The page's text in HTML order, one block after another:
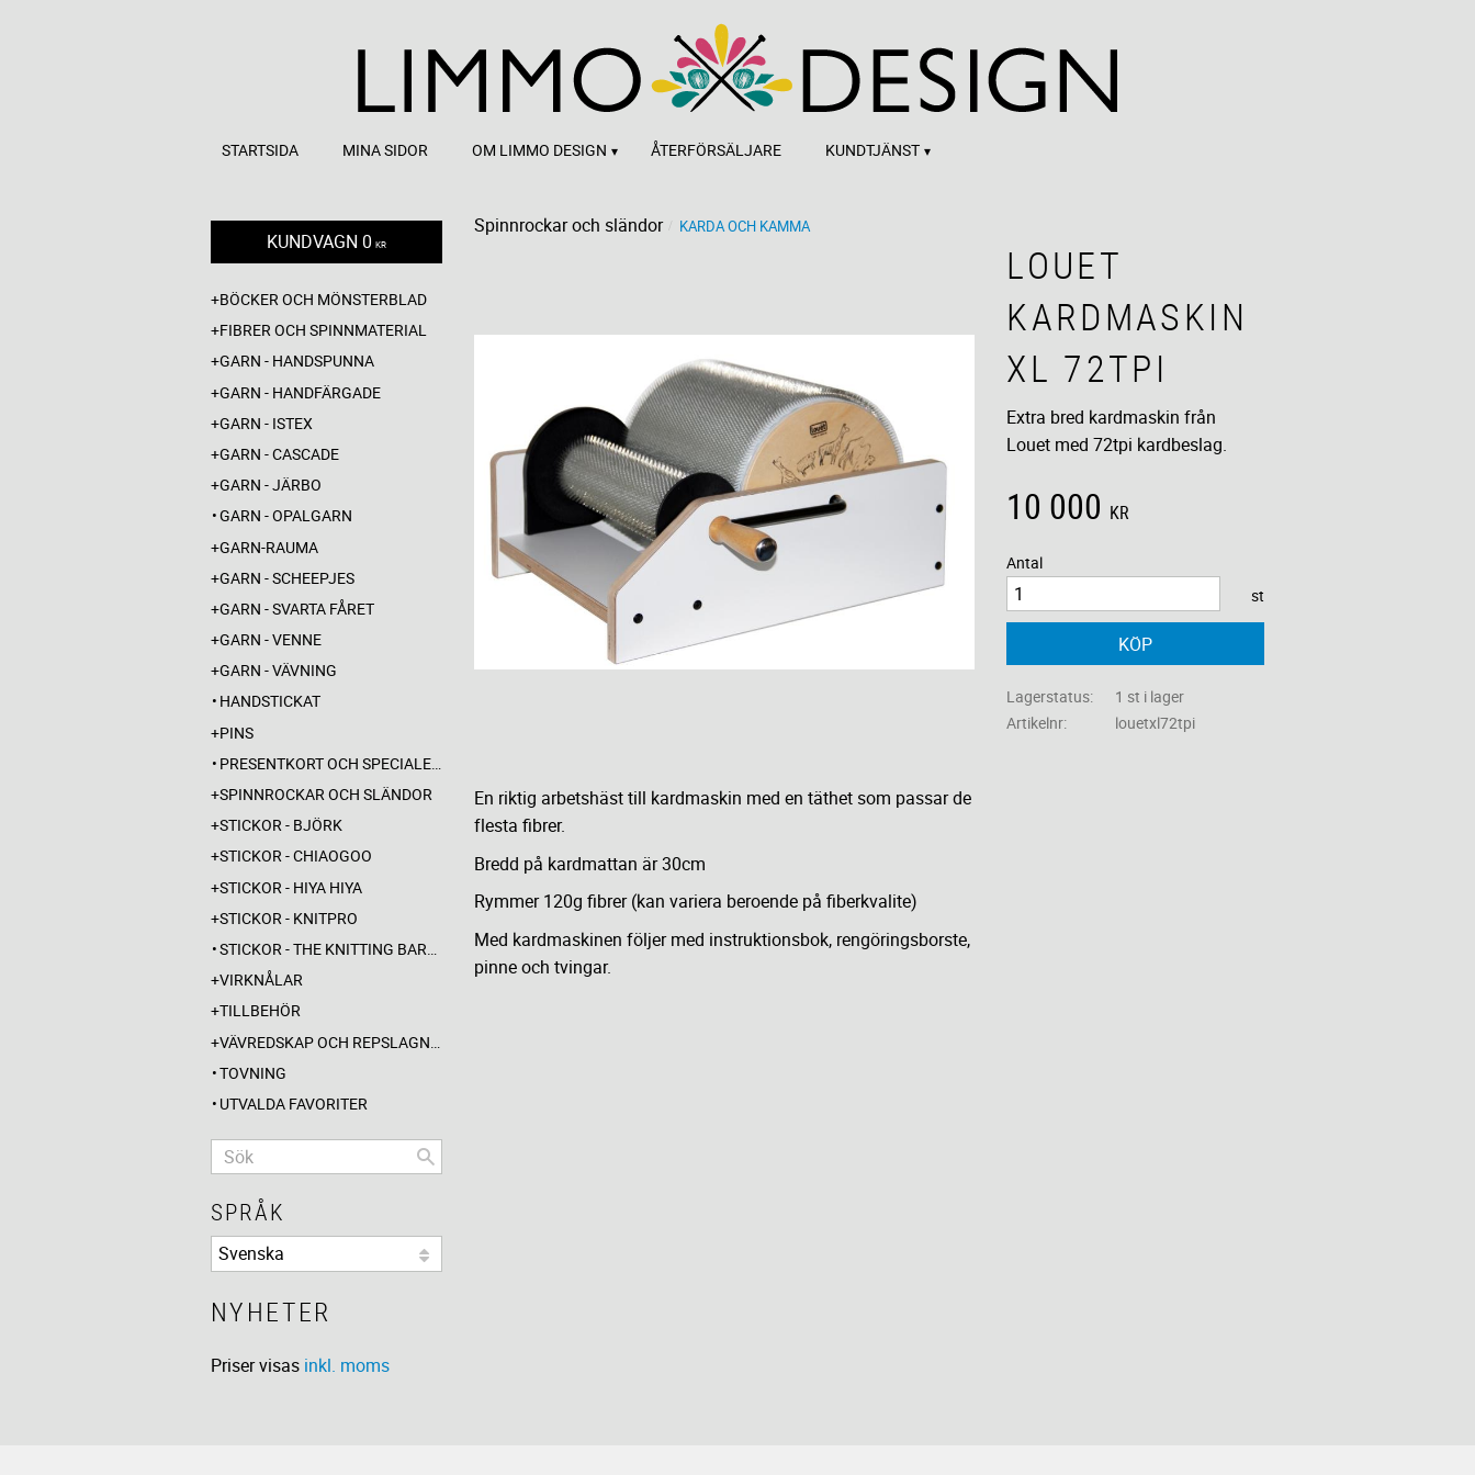
STARTSIDA MINA SIDOR OM LIMMO DESIGN ÅTERFÖRSÄLJARE KUNDTJÄNST
Spinnrockar och sländor KARDA OCH KAMMA
LOUET
KARDMASKIN
XL 72TPI
Extra bred kardmaskin från
Louet med 72tpi kardbeslag.
10 000 KR
Antal
st
KÖP
Lagerstatus
1 st i lager
Artikelnr
louetxl72tpi
En riktig arbetshäst till kardmaskin med en täthet som passar de
flesta fibrer.
Bredd på kardmattan är 30cm
Rymmer 120g fibrer (kan variera beroende på fiberkvalite)
Med kardmaskinen följer med instruktionsbok, rengöringsborste,
pinne och tvingar.
KUNDVAGN 0 KR
BÖCKER OCH MÖNSTERBLAD
FIBRER OCH SPINNMATERIAL
GARN - HANDSPUNNA
GARN - HANDFÄRGADE
GARN - ISTEX
GARN - CASCADE
GARN - JÄRBO
GARN - OPALGARN
GARN-RAUMA
GARN - SCHEEPJES
GARN - SVARTA FÅRET
GARN - VENNE
GARN - VÄVNING
HANDSTICKAT
PINS
PRESENTKORT OCH SPECIALERBJUDANDEN
SPINNROCKAR OCH SLÄNDOR
STICKOR - BJÖRK
STICKOR - CHIAOGOO
STICKOR - HIYA HIYA
STICKOR - KNITPRO
STICKOR - THE KNITTING BARBER
VIRKNÅLAR
TILLBEHÖR
VÄVREDSKAP OCH REPSLAGNING
TOVNING
UTVALDA FAVORITER
SPRÅK
NYHETER
Priser visas inkl. moms